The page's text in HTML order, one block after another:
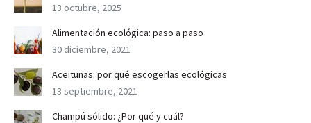
13 octubre, 2025
Alimentación ecológica: paso a paso
30 diciembre, 2021
Aceitunas: por qué escogerlas ecológicas
13 septiembre, 2021
Champú sólido: ¿Por qué y cuál?